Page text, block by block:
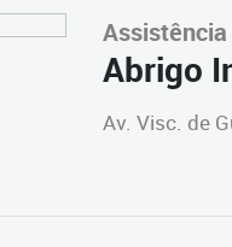
Abrigo
Av. Visc. de